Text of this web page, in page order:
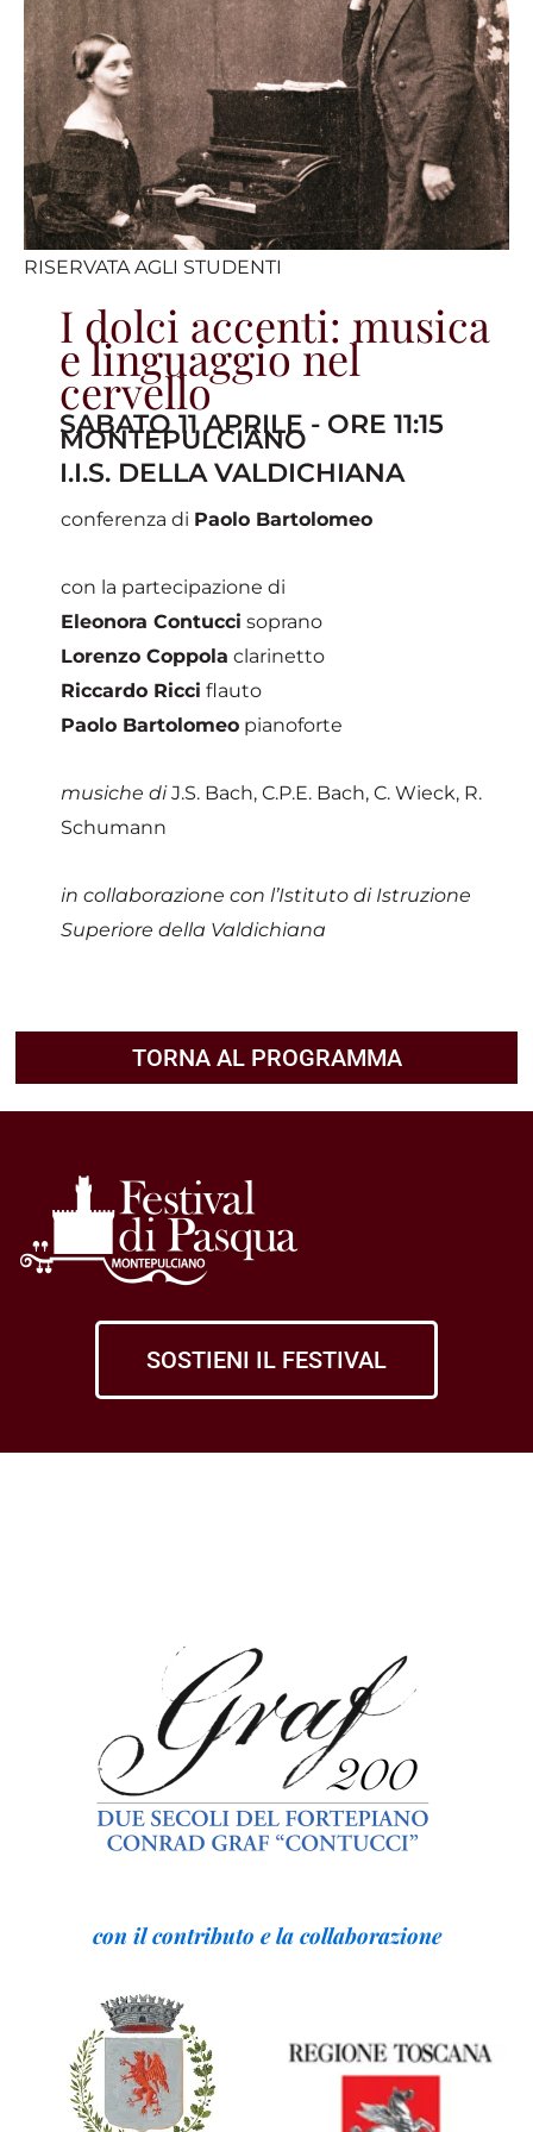
RISERVATA AGLI STUDENTI
I dolci accenti: musica
e linguaggio nel
cervello
SABATO 11 APRILE - ORE 11:15
MONTEPULCIANO
I.I.S. DELLA VALDICHIANA
conferenza di Paolo Bartolomeo
con la partecipazione di
Eleonora Contucci soprano
Lorenzo Coppola clarinetto
Riccardo Ricci flauto
Paolo Bartolomeo pianoforte
musiche diJ.S. Bach, C.P.E. Bach, C. Wieck, R.
Schumann
in collaborazione con l’Istituto di Istruzione
Superiore della Valdichiana
TORNA AL PROGRAMMA
SOSTIENI IL FESTIVAL
con il contributo e la collaborazione